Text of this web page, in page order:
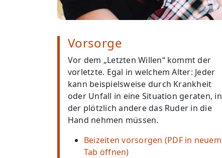
Vorsorge
Vor dem „Letzten Willen“ kommt der
vorletzte. Egal in welchem Alter: Jeder
kann beispielsweise durch Krankheit
oder Unfall in eine Situation geraten, in
der plötzlich andere das Ruder in die
Hand nehmen müssen.
Beizeiten vorsorgen (PDF in neuem
Tab öffnen)